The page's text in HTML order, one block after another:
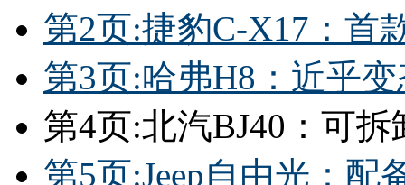
第2页:捷豹C-X17：首
第3页:哈弗H8：近乎
第4页:北汽BJ40：可
第5页:Jeep自由光：配